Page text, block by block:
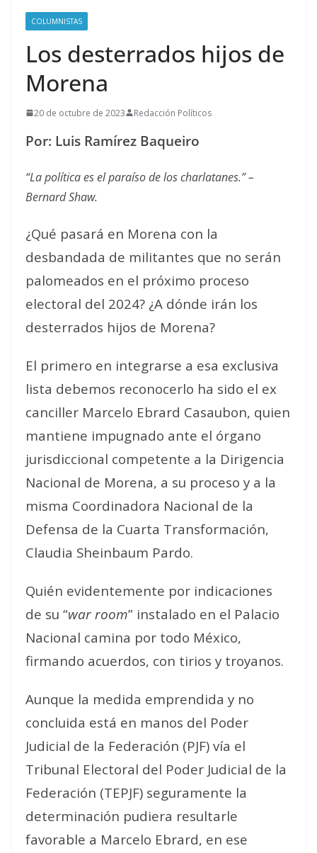
COLUMNISTAS
Los desterrados hijos de
Morena
20 de octubre de 2023 Redacción Políticos
Por: Luis Ramírez Baqueiro
“La política es el paraíso de los charlatanes.” –
Bernard Shaw.
¿Qué pasará en Morena con la
desbandada de militantes que no serán
palomeados en el próximo proceso
electoral del 2024? ¿A dónde irán los
desterrados hijos de Morena?
El primero en integrarse a esa exclusiva
lista debemos reconocerlo ha sido el ex
canciller Marcelo Ebrard Casaubon, quien
mantiene impugnado ante el órgano
jurisdiccional competente a la Dirigencia
Nacional de Morena, a su proceso y a la
misma Coordinadora Nacional de la
Defensa de la Cuarta Transformación,
Claudia Sheinbaum Pardo.
Quién evidentemente por indicaciones
de su “war room” instalado en el Palacio
Nacional camina por todo México,
firmando acuerdos, con tirios y troyanos.
Aunque la medida emprendida y no
concluida está en manos del Poder
Judicial de la Federación (PJF) vía el
Tribunal Electoral del Poder Judicial de la
Federación (TEPJF) seguramente la
determinación pudiera resultarle
favorable a Marcelo Ebrard, en ese